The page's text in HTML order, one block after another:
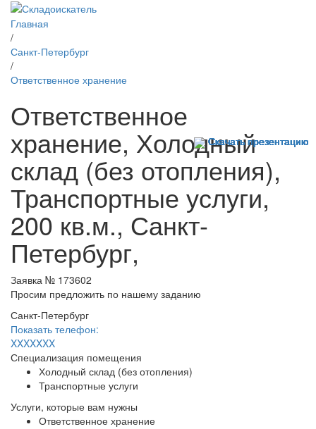
Главная
/
Санкт-Петербург
/
Ответственное хранение
Ответственное
хранение, Холодный
склад (без отопления),
Транспортные услуги,
200 кв.м., Санкт-
Петербург,
Заявка № 173602
Просим предложить по нашему заданию
Санкт-Петербург
Показать телефон:
XXXXXXX
Специализация помещения
Холодный склад (без отопления)
Транспортные услуги
Услуги, которые вам нужны
Ответственное хранение
Скачать презентацию
Скачать презентацию
Скачать презентацию
Скачать презентацию
Скачать презентацию
Скачать презентацию
Скачать презентацию
Скачать презентацию
Скачать презентацию
Скачать презентацию
Скачать презентацию
Скачать презентацию
Скачать презентацию
Скачать презентацию
Скачать презентацию